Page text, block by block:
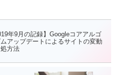
年9月の記録】Googleコアアルゴ
ムアップデートによるサイトの変動
方法